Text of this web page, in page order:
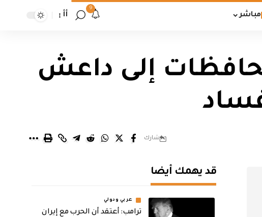
مباشر
9
أأ
إلى داعش
شارك
قد يهمك أيضا
عربي ودولي
‏ترامب: أعتقد أن الحرب مع إيران